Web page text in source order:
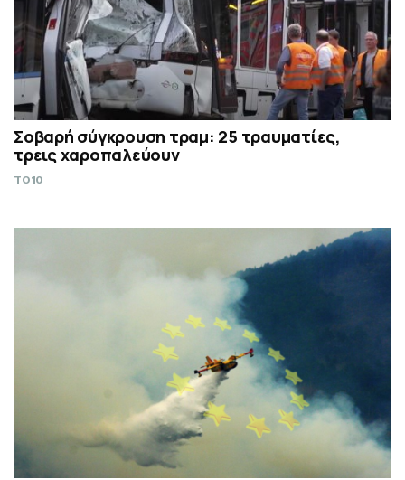
Σοβαρή σύγκρουση τραμ: 25 τραυματίες,
τρεις χαροπαλεύουν
TO10